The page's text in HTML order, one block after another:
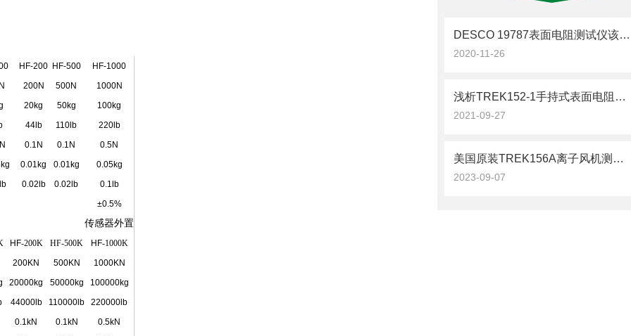
DESCO 19787表面电阻测试仪该如何进行校准？
2020-11-26
浅析TREK152-1手持式表面电阻测试仪的特点
2021-09-27
美国原装TREK156A离子风机测试仪为空气净化领域带来了显著的效益
2023-09-07
HF-200 HF-500
HF-1000
200N
20kg
44lb
500N
50kg
110lb
1000N
100kg
220lb
0.1N
0.01kg
0.02lb
0.1N
0.01kg
0.02lb
0.5N
0.05kg
0.1lb
±0.5%
传感器外置
HF-200K HF-500K HF-1000K
200KN
20000kg
44000lb
500KN
50000kg
110000lb
1000KN
100000kg
220000lb
0.1kN
0.1kN
0.5kN